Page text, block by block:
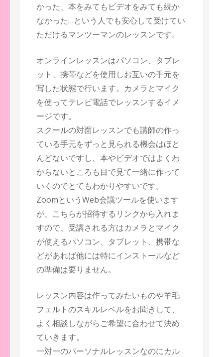
かった、本をみてもビデオをみても続か
なかった…という人でも安心して受けてい
ただけるマンツーマンのレッスンです。
オンラインレッスンはパソコン、タブレ
ット、携帯などを使用しお互いの手元を
写した状態で行います。カメラとマイク
を使ってテレビ電話でレッスンするイメ
ージです。
スクールの対面レッスンでも講師の作っ
ている手元をずっと見られる機会はほと
んどないですし、本やビデオではよくわ
からないところも目で見て一緒に作って
いくのでとてもわかりやすいです。
ZoomというWeb会議ツールを使います
が、こちらが招待するリンクから入れま
すので、受講される方はカメラとマイク
が使えるパソコン、タブレット、携帯な
どがあれば他には特にインストールなど
の準備は要りません。
レッスン内容は作ってみたいものや羊毛
フェルトのスキルレベルをお聞きして、
よく相談しながらご希望に合わせて決め
ていきます。
一対一のパーソナルレッスンなのにカル